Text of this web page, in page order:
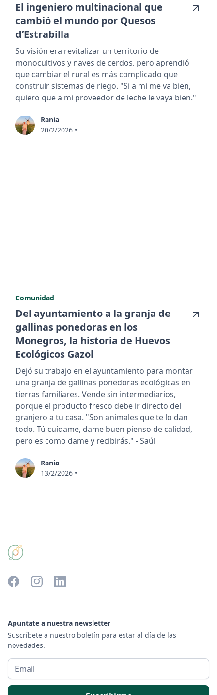
El ingeniero multinacional que
cambió el mundo por Quesos
d’Estrabilla
Su visión era revitalizar un territorio de
monocultivos y naves de cerdos, pero aprendió
que cambiar el rural es más complicado que
construir sistemas de riego. "Si a mí me va bien,
quiero que a mi proveedor de leche le vaya bien."
Rania
20/2/2026 •
Comunidad
Del ayuntamiento a la granja de
gallinas ponedoras en los
Monegros, la historia de Huevos
Ecológicos Gazol
Dejó su trabajo en el ayuntamiento para montar
una granja de gallinas ponedoras ecológicas en
tierras familiares. Vende sin intermediarios,
porque el producto fresco debe ir directo del
granjero a tu casa. "Son animales que te lo dan
todo. Tú cuídame, dame buen pienso de calidad,
pero es como dame y recibirás." - Saúl
Rania
13/2/2026 •
Apuntate a nuestra newsletter
Suscríbete a nuestro boletín para estar al día de las
novedades.